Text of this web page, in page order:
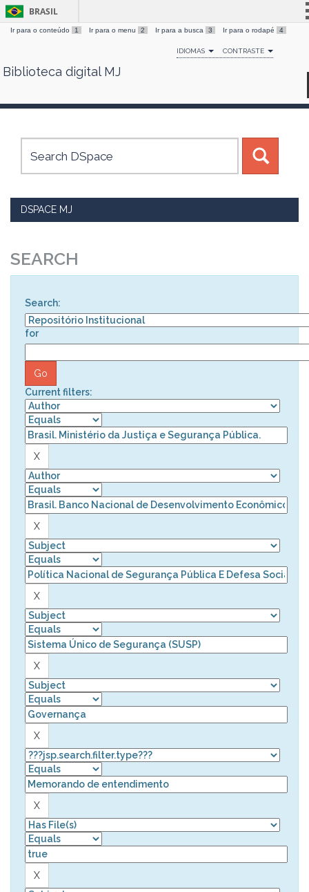
Skip
BRASIL
Simplifique!
Comunica BR
Canais
Ir para o conteúdo 1 Ir para o menu 2 Ir para a busca 3 Ir para o rodapé 4
IDIOMAS CONTRASTE
Biblioteca digital MJ
DSPACE MJ
SEARCH
Search:
for
Current filters: